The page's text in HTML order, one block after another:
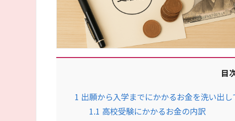
目
1 出願から入学までにかかるお金を洗い出し
1.1 高校受験にかかるお金の内訳